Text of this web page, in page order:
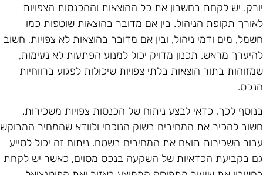
יש לקחת בחשבון את כל ההוצאות וההכנסות הצפויות
תקופת הניהול. בין אם מדובר בהוצאות שוטפות כמו
מים ודמי ניהול, ובין אם מדובר בהוצאות לא צפויות, חשוב
מראש. תכנון מדויק יכול למנוע הפתעות לא נעימות,
בתור הוצאות בלתי צפויות שיכולות לפגוע ברווחיות
לכך, כדאי לבצע ניתוח של הכנסות צפויות משכירות.
להכיר את המחירים בשוק הנוכחי ולוודא שהמחיר המבוקש
השכירות תואם את המחירים בשטח. ניתוח זה יכול לסייע
בקביעת הכדאיות של השקעה בנכס מסוים, כאשר יש לקחת